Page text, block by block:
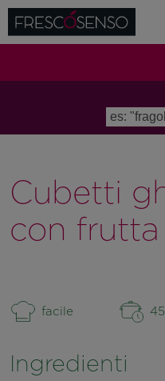
Cubetti
con frutta
facile
Ingredienti